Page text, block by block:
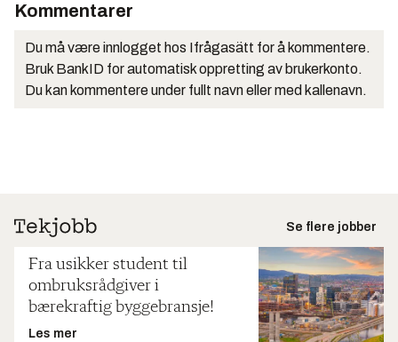
Kommentarer
Du må være innlogget hos Ifrågasätt for å kommentere.
Bruk BankID for automatisk oppretting av brukerkonto.
Du kan kommentere under fullt navn eller med kallenavn.
Se flere jobber
Fra usikker student til
ombruksrådgiver i
bærekraftig byggebransje!
Les mer